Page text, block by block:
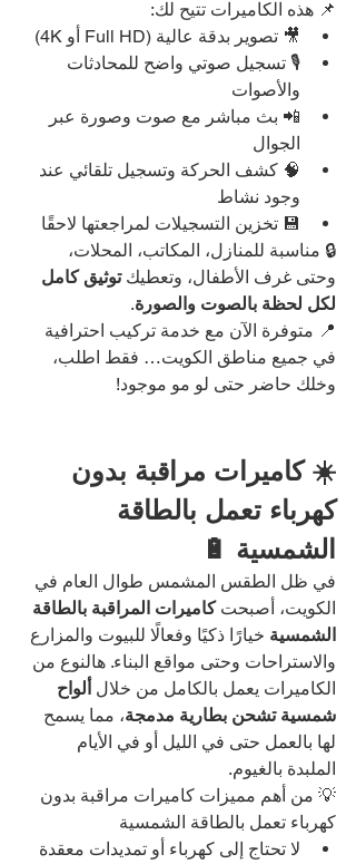
📌 هذه الكاميرات تتيح لك:
🎥 تصوير بدقة عالية (Full HD أو 4K)
🎙️ تسجيل صوتي واضح للمحادثات
والأصوات
📲 بث مباشر مع صوت وصورة عبر
الجوال
🧠 كشف الحركة وتسجيل تلقائي عند
وجود نشاط
💾 تخزين التسجيلات لمراجعتها لاحقًا
🔒 مناسبة للمنازل، المكاتب، المحلات،
وحتى غرف الأطفال، وتعطيك توثيق كامل
لكل لحظة بالصوت والصورة.
📍 متوفرة الآن مع خدمة تركيب احترافية
في جميع مناطق الكويت… فقط اطلب،
وخلك حاضر حتى لو مو موجود!
☀️ كاميرات مراقبة بدون
كهرباء تعمل بالطاقة
الشمسية 🔋
في ظل الطقس المشمس طوال العام في
الكويت، أصبحت كاميرات المراقبة بالطاقة
الشمسية خيارًا ذكيًا وفعالًا للبيوت والمزارع
والاستراحات وحتى مواقع البناء. هالنوع من
الكاميرات يعمل بالكامل من خلال ألواح
شمسية تشحن بطارية مدمجة، مما يسمح
لها بالعمل حتى في الليل أو في الأيام
الملبدة بالغيوم.
💡 من أهم مميزات كاميرات مراقبة بدون
كهرباء تعمل بالطاقة الشمسية
لا تحتاج إلى كهرباء أو تمديدات معقدة